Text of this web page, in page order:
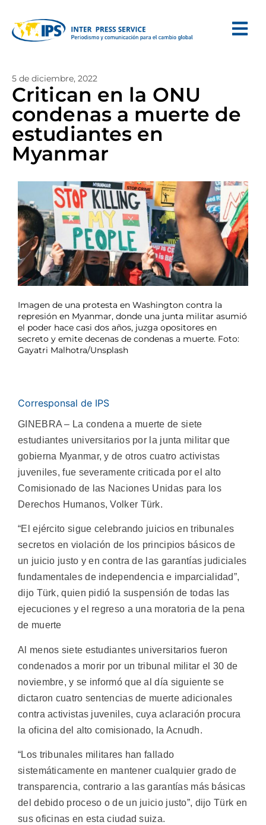
5 de diciembre, 2022
Critican en la ONU
condenas a muerte de
estudiantes en
Myanmar
Imagen de una protesta en Washington contra la
represión en Myanmar, donde una junta militar asumió
el poder hace casi dos años, juzga opositores en
secreto y emite decenas de condenas a muerte. Foto:
Gayatri Malhotra/Unsplash
Corresponsal de IPS
GINEBRA – La condena a muerte de siete
estudiantes universitarios por la junta militar que
gobierna Myanmar, y de otros cuatro activistas
juveniles, fue severamente criticada por el alto
Comisionado de las Naciones Unidas para los
Derechos Humanos, Volker Türk.
“El ejército sigue celebrando juicios en tribunales
secretos en violación de los principios básicos de
un juicio justo y en contra de las garantías judiciales
fundamentales de independencia e imparcialidad”,
dijo Türk, quien pidió la suspensión de todas las
ejecuciones y el regreso a una moratoria de la pena
de muerte
Al menos siete estudiantes universitarios fueron
condenados a morir por un tribunal militar el 30 de
noviembre, y se informó que al día siguiente se
dictaron cuatro sentencias de muerte adicionales
contra activistas juveniles, cuya aclaración procura
la oficina del alto comisionado, la Acnudh.
“Los tribunales militares han fallado
sistemáticamente en mantener cualquier grado de
transparencia, contrario a las garantías más básicas
del debido proceso o de un juicio justo”, dijo Türk en
sus oficinas en esta ciudad suiza.